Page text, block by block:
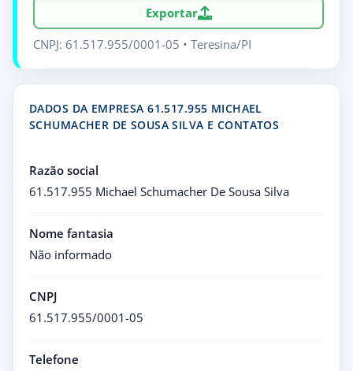
Exportar
CNPJ: 61.517.955/0001-05 • Teresina/PI
DADOS DA EMPRESA 61.517.955 MICHAEL
SCHUMACHER DE SOUSA SILVA E CONTATOS
Razão social
61.517.955 Michael Schumacher De Sousa Silva
Nome fantasia
Não informado
CNPJ
61.517.955/0001-05
Telefone